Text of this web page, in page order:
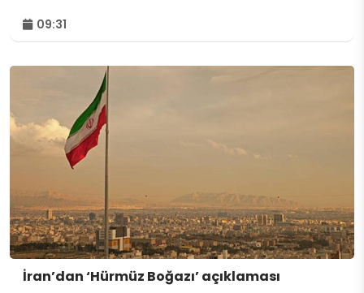
09:31
İran’dan ‘Hürmüz Boğazı’ açıklaması